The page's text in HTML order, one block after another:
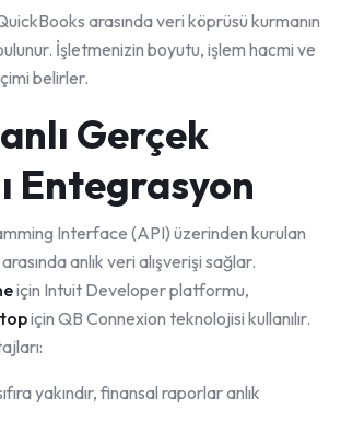
arasında veri köprüsü kurmanın
İşletmenizin boyutu, işlem hacmi ve
belirler.
Gerçek
Entegrasyon
Interface (API) üzerinden kurulan
anlık veri alışverişi sağlar.
için Intuit Developer platformu,
için QB Connexion teknolojisi kullanılır.
yakındır, finansal raporlar anlık